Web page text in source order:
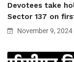
Devotees take
Sector 137 on
November 9, 2024